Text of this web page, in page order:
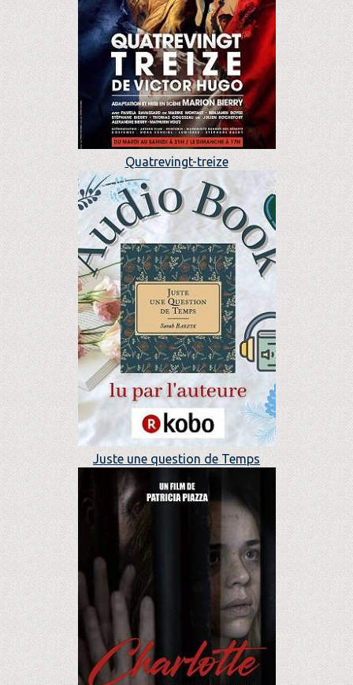
Quatrevingt-treize
Juste une question de Temps